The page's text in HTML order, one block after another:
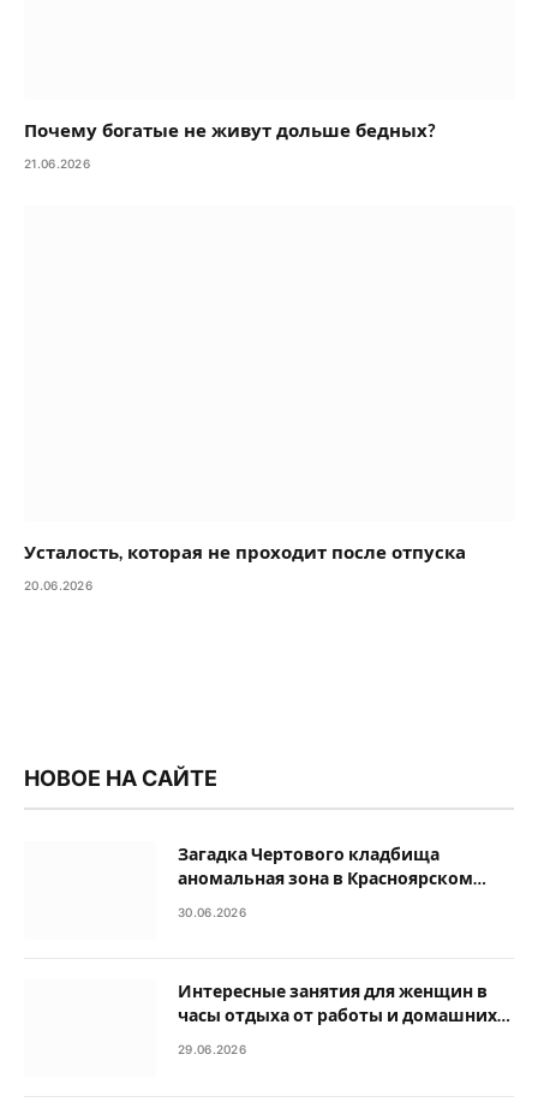
Почему богатые не живут дольше бедных?
21.06.2026
Усталость, которая не проходит после отпуска
20.06.2026
НОВОЕ НА САЙТЕ
Загадка Чертового кладбища
аномальная зона в Красноярском
крае
30.06.2026
Интересные занятия для женщин в
часы отдыха от работы и домашних
дел
29.06.2026